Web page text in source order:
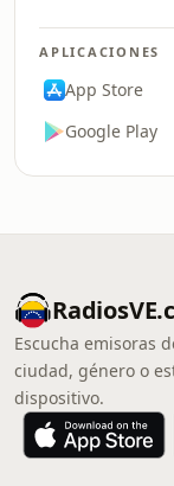
APLICACIONES
App Store
Google Play
Escucha emisoras
ciudad, género o
dispositivo.